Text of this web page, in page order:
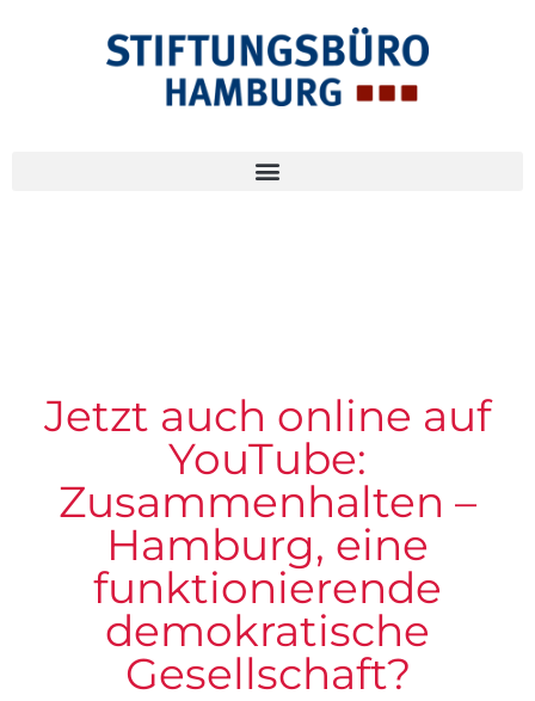
Jetzt auch online auf
YouTube:
Zusammenhalten –
Hamburg, eine
funktionierende
demokratische
Gesellschaft?